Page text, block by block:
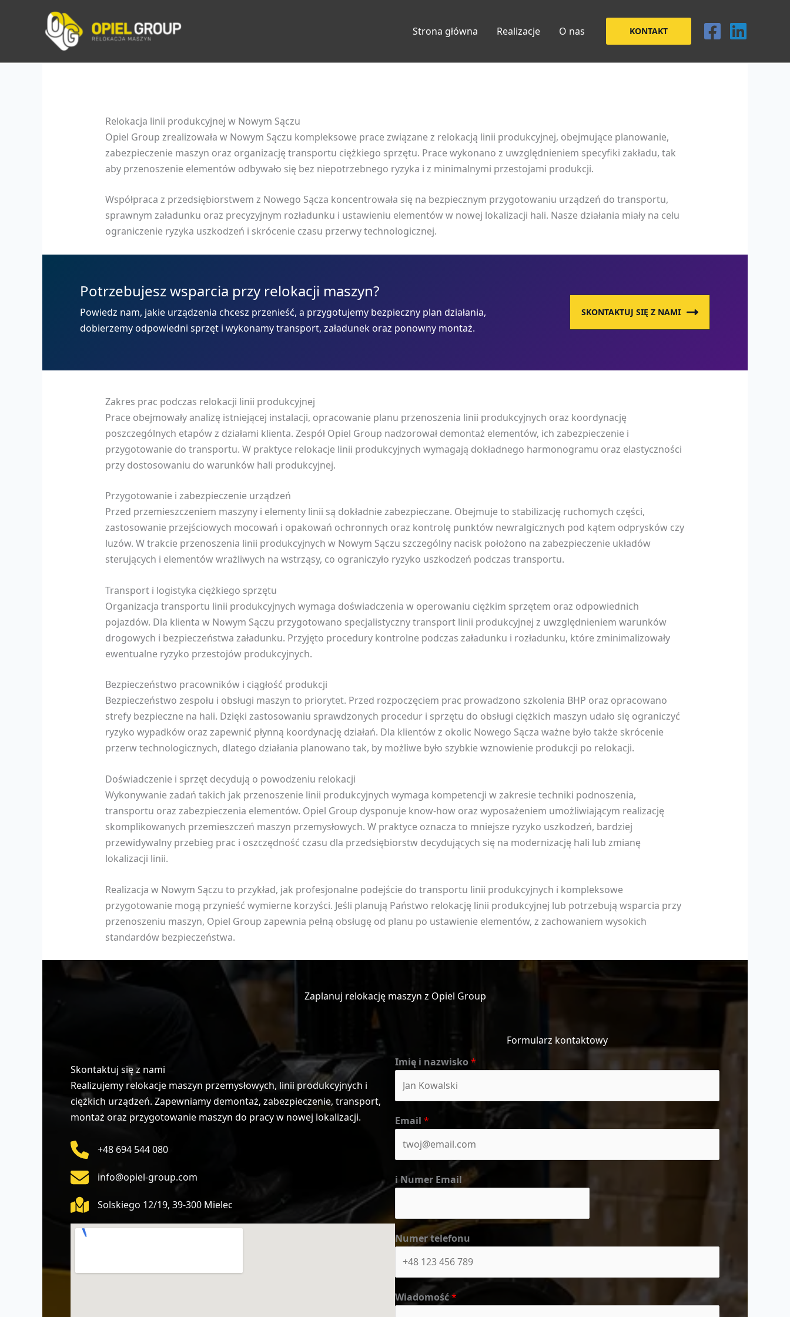
Strona główna Realizacje O nas KONTAKT
Relokacja linii produkcyjnej w Nowym Sączu
Opiel Group zrealizowała w Nowym Sączu kompleksowe prace związane z relokacją linii produkcyjnej, obejmujące planowanie,
zabezpieczenie maszyn oraz organizację transportu ciężkiego sprzętu. Prace wykonano z uwzględnieniem specyfiki zakładu, tak
aby przenoszenie elementów odbywało się bez niepotrzebnego ryzyka i z minimalnymi przestojami produkcji.
Współpraca z przedsiębiorstwem z Nowego Sącza koncentrowała się na bezpiecznym przygotowaniu urządzeń do transportu,
sprawnym załadunku oraz precyzyjnym rozładunku i ustawieniu elementów w nowej lokalizacji hali. Nasze działania miały na celu
ograniczenie ryzyka uszkodzeń i skrócenie czasu przerwy technologicznej.
Potrzebujesz wsparcia przy relokacji maszyn?
Powiedz nam, jakie urządzenia chcesz przenieść, a przygotujemy bezpieczny plan działania,
dobierzemy odpowiedni sprzęt i wykonamy transport, załadunek oraz ponowny montaż.
SKONTAKTUJ SIĘ Z NAMI
Zakres prac podczas relokacji linii produkcyjnej
Prace obejmowały analizę istniejącej instalacji, opracowanie planu przenoszenia linii produkcyjnych oraz koordynację
poszczególnych etapów z działami klienta. Zespół Opiel Group nadzorował demontaż elementów, ich zabezpieczenie i
przygotowanie do transportu. W praktyce relokacje linii produkcyjnych wymagają dokładnego harmonogramu oraz elastyczności
przy dostosowaniu do warunków hali produkcyjnej.
Przygotowanie i zabezpieczenie urządzeń
Przed przemieszczeniem maszyny i elementy linii są dokładnie zabezpieczane. Obejmuje to stabilizację ruchomych części,
zastosowanie przejściowych mocowań i opakowań ochronnych oraz kontrolę punktów newralgicznych pod kątem odprysków czy
luzów. W trakcie przenoszenia linii produkcyjnych w Nowym Sączu szczególny nacisk położono na zabezpieczenie układów
sterujących i elementów wrażliwych na wstrząsy, co ograniczyło ryzyko uszkodzeń podczas transportu.
Transport i logistyka ciężkiego sprzętu
Organizacja transportu linii produkcyjnych wymaga doświadczenia w operowaniu ciężkim sprzętem oraz odpowiednich
pojazdów. Dla klienta w Nowym Sączu przygotowano specjalistyczny transport linii produkcyjnej z uwzględnieniem warunków
drogowych i bezpieczeństwa załadunku. Przyjęto procedury kontrolne podczas załadunku i rozładunku, które zminimalizowały
ewentualne ryzyko przestojów produkcyjnych.
Bezpieczeństwo pracowników i ciągłość produkcji
Bezpieczeństwo zespołu i obsługi maszyn to priorytet. Przed rozpoczęciem prac prowadzono szkolenia BHP oraz opracowano
strefy bezpieczne na hali. Dzięki zastosowaniu sprawdzonych procedur i sprzętu do obsługi ciężkich maszyn udało się ograniczyć
ryzyko wypadków oraz zapewnić płynną koordynację działań. Dla klientów z okolic Nowego Sącza ważne było także skrócenie
przerw technologicznych, dlatego działania planowano tak, by możliwe było szybkie wznowienie produkcji po relokacji.
Doświadczenie i sprzęt decydują o powodzeniu relokacji
Wykonywanie zadań takich jak przenoszenie linii produkcyjnych wymaga kompetencji w zakresie techniki podnoszenia,
transportu oraz zabezpieczenia elementów. Opiel Group dysponuje know‑how oraz wyposażeniem umożliwiającym realizację
skomplikowanych przemieszczeń maszyn przemysłowych. W praktyce oznacza to mniejsze ryzyko uszkodzeń, bardziej
przewidywalny przebieg prac i oszczędność czasu dla przedsiębiorstw decydujących się na modernizację hali lub zmianę
lokalizacji linii.
Realizacja w Nowym Sączu to przykład, jak profesjonalne podejście do transportu linii produkcyjnych i kompleksowe
przygotowanie mogą przynieść wymierne korzyści. Jeśli planują Państwo relokację linii produkcyjnej lub potrzebują wsparcia przy
przenoszeniu maszyn, Opiel Group zapewnia pełną obsługę od planu po ustawienie elementów, z zachowaniem wysokich
standardów bezpieczeństwa.
Zaplanuj relokację maszyn z Opiel Group
Skontaktuj się z nami
Realizujemy relokacje maszyn przemysłowych, linii produkcyjnych i
ciężkich urządzeń. Zapewniamy demontaż, zabezpieczenie, transport,
montaż oraz przygotowanie maszyn do pracy w nowej lokalizacji.
+48 694 544 080
info@opiel-group.com
Solskiego 12/19, 39-300 Mielec
Formularz kontaktowy
Imię i nazwisko *
Email *
i Numer Email
Numer telefonu
Wiadomość*